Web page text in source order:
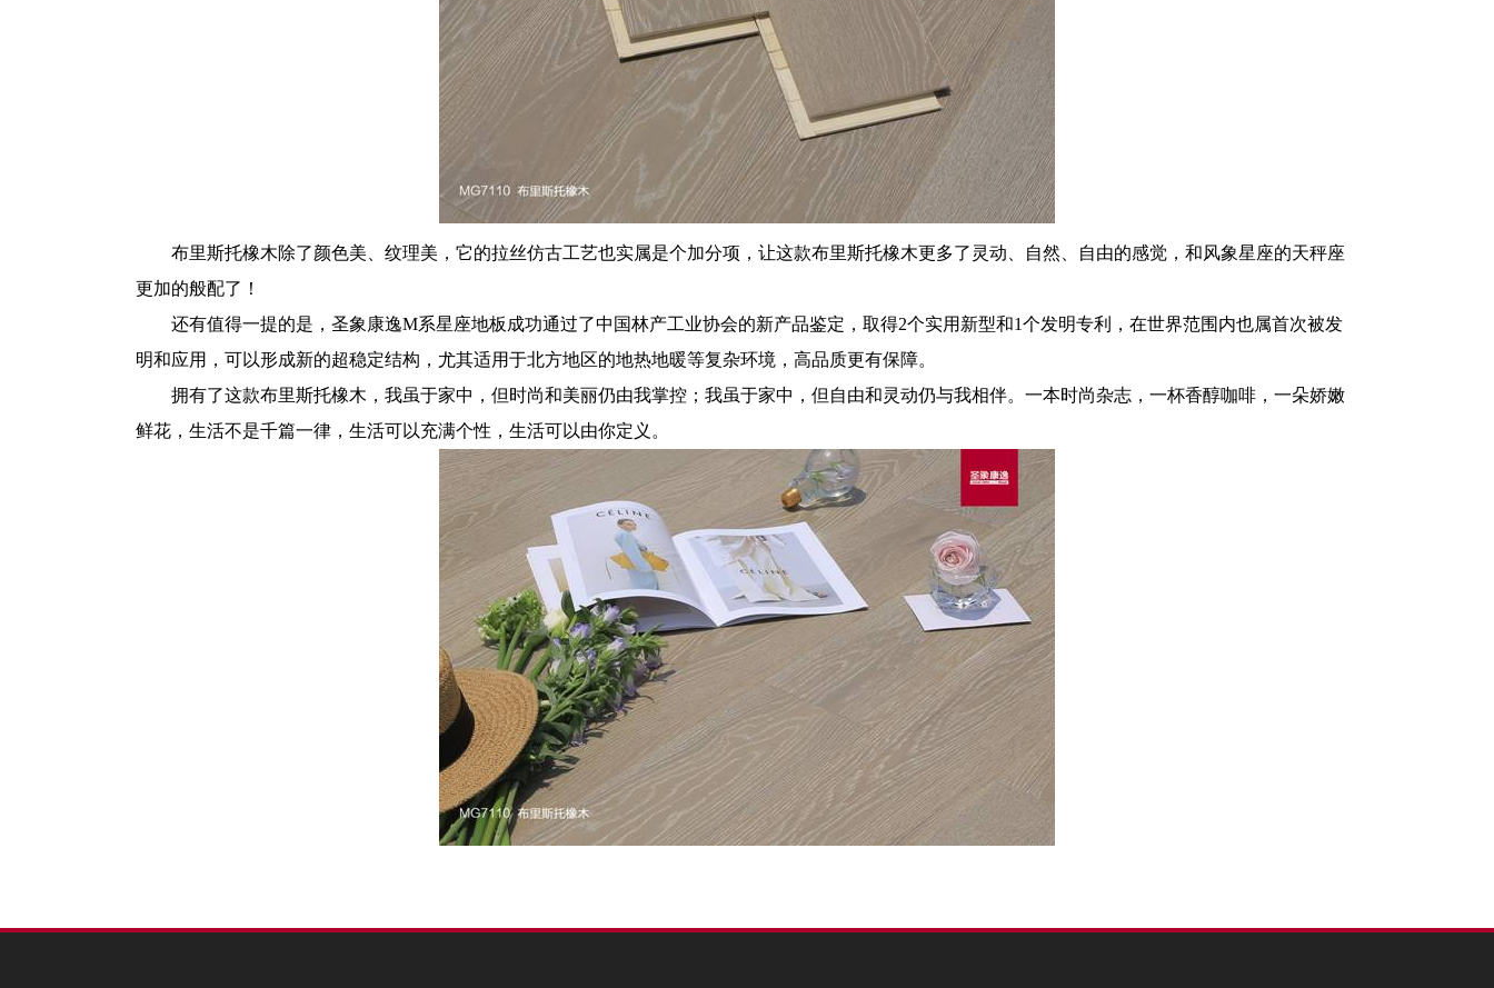
布里斯托橡木除了颜色美、纹理美，它的拉丝仿古工艺也实属是个加分项，让这款布里斯托橡木更多了灵动、自然、自由的感觉，和风象星座的天秤座
更加的般配了！
还有值得一提的是，圣象康逸M系星座地板成功通过了中国林产工业协会的新产品鉴定，取得2个实用新型和1个发明专利，在世界范围内也属首次被发
明和应用，可以形成新的超稳定结构，尤其适用于北方地区的地热地暖等复杂环境，高品质更有保障。
拥有了这款布里斯托橡木，我虽于家中，但时尚和美丽仍由我掌控；我虽于家中，但自由和灵动仍与我相伴。一本时尚杂志，一杯香醇咖啡，一朵娇嫩
鲜花，生活不是千篇一律，生活可以充满个性，生活可以由你定义。